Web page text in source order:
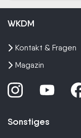
WKDM
Kontakt & Fragen
Magazin
Sonstiges